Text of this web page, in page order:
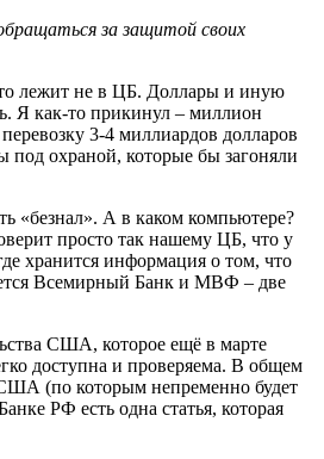
за защитой своих
то лежит не в ЦБ. Доллары и иную
Я как-то прикинул – миллион
3-4 миллиардов долларов
охраной, которые бы загоняли
«безнал». А в каком компьютере?
просто так нашему ЦБ, что у
хранится информация о том, что
Всемирный Банк и МВФ – две
США, которое ещё в марте
доступна и проверяема. В общем
США (по которым непременно будет
РФ есть одна статья, которая